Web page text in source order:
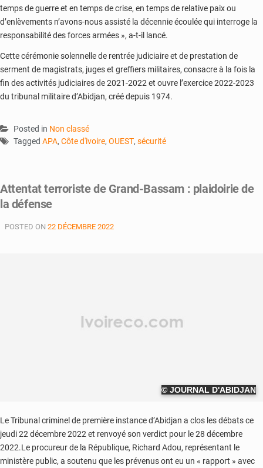
temps de guerre et en temps de crise, en temps de relative paix ou
d’enlèvements n’avons-nous assisté la décennie écoulée qui interroge la
responsabilité des forces armées », a-t-il lancé.
Cette cérémonie solennelle de rentrée judiciaire et de prestation de
serment de magistrats, juges et greffiers militaires, consacre à la fois la
fin des activités judiciaires de 2021-2022 et ouvre l’exercice 2022-2023
du tribunal militaire d’Abidjan, créé depuis 1974.
Posted in Non classé
Tagged APA, Côte d'ivoire, OUEST, sécurité
Attentat terroriste de Grand-Bassam : plaidoirie de
la défense
POSTED ON 22 DÉCEMBRE 2022
© JOURNAL D'ABIDJAN
Le Tribunal criminel de première instance d’Abidjan a clos les débats ce
jeudi 22 décembre 2022 et renvoyé son verdict pour le 28 décembre
2022.Le procureur de la République, Richard Adou, représentant le
ministère public, a soutenu que les prévenus ont eu un « rapport » avec